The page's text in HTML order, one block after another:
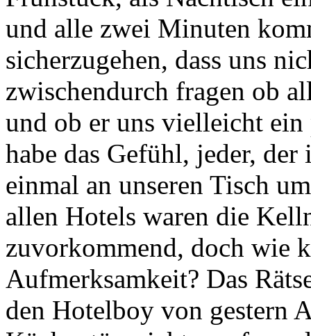
und alle zwei Minuten
sicherzugehen, dass uns
zwischendurch fragen ob
und ob er uns vielleicht ein
habe das Gefühl, jeder,
einmal an unseren Tisch
allen Hotels waren die
zuvorkommend, doch wie
Aufmerksamkeit? Das
den Hotelboy von gestern